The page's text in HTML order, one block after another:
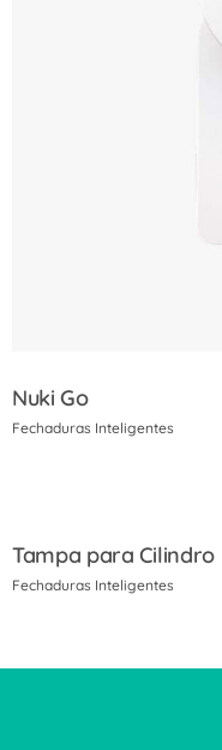
Nuki Go
Fechaduras Inteligentes
Tampa para Cilindro
Fechaduras Inteligentes